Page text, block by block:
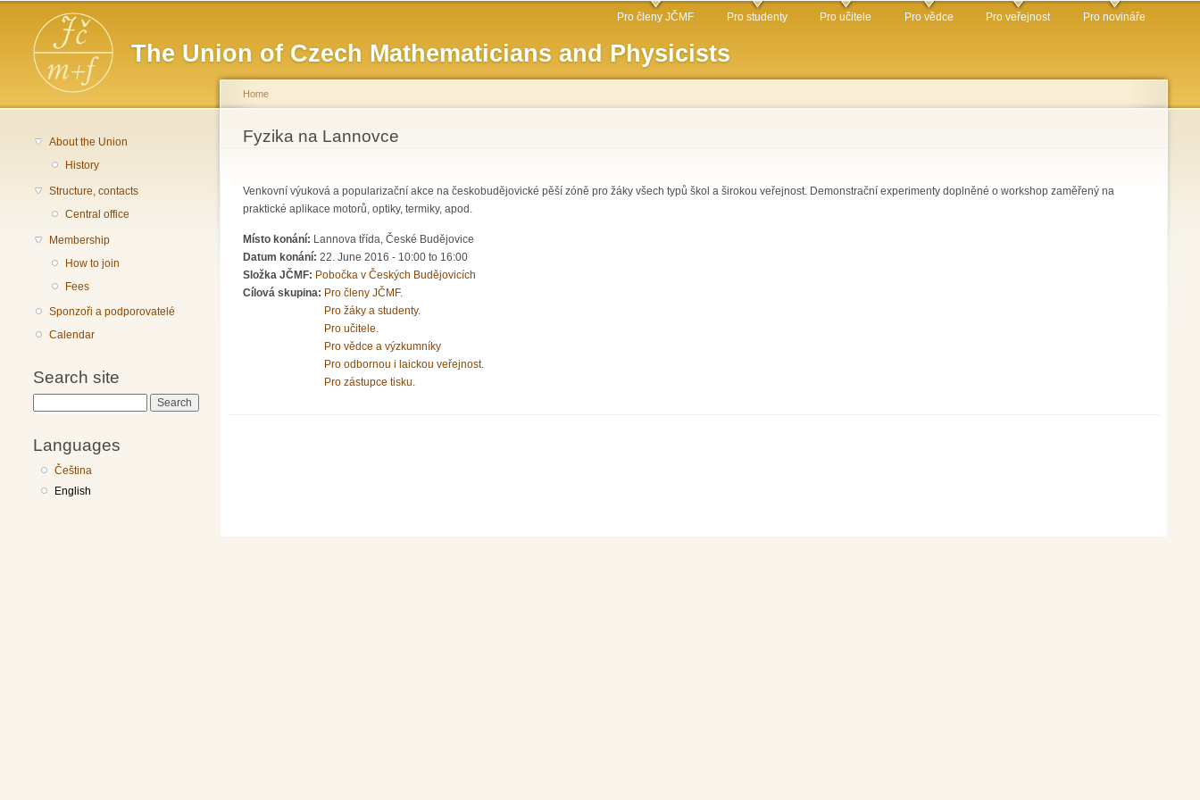
The Union of Czech Mathematicians and Physicists
Main menu Pro členy JČMF Pro studenty Pro učitele Pro vědce Pro veřejnost Pro novináře
About the Union
History
Structure, contacts
Central office
Membership
How to join
Fees
Sponzoři a podporovatelé
Calendar
Search site
Languages
Čeština
English
You are here
Home
Fyzika na Lannovce
Venkovní výuková a popularizační akce na českobudějovické pěší zóně pro žáky všech typů škol a širokou veřejnost. Demonstrační experimenty doplněné o workshop zaměřený na
praktické aplikace motorů, optiky, termiky, apod.
Místo konání: Lannova třída, České Budějovice
Datum konání: 22. June 2016 - 10:00 to 16:00
Složka JČMF: Pobočka v Českých Budějovicích
Cílová skupina: Pro členy JČMF.
Pro žáky a studenty.
Pro učitele.
Pro vědce a výzkumníky
Pro odbornou i laickou veřejnost.
Pro zástupce tisku.